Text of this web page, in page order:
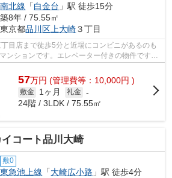
南北線 「白金台 」駅 徒歩15分
築8年 / 75.55㎡
東京都品川区 上大崎３丁目
目店まで徒歩5分と近場にコンビニがあるのも
ンションです。エレベーター付きの物件です。
る物件です...
57万円 (管理費等：10,000円 )
敷金 1ヶ月 礼金 -
24階 / 3LDK / 75.55㎡
イコート品川大崎
敷0
東急池上線 「大崎広小路 」駅 徒歩4分